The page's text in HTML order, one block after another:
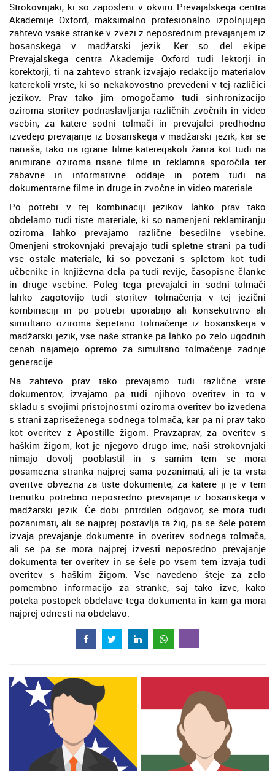
Strokovnjaki, ki so zaposleni v okviru Prevajalskega centra
Akademije Oxford, maksimalno profesionalno izpolnjujejo
zahtevo vsake stranke v zvezi z neposrednim prevajanjem iz
bosanskega v madžarski jezik. Ker so del ekipe
Prevajalskega centra Akademije Oxford tudi lektorji in
korektorji, ti na zahtevo strank izvajajo redakcijo materialov
katerekoli vrste, ki so nekakovostno prevedeni v tej različici
jezikov. Prav tako jim omogočamo tudi sinhronizacijo
oziroma storitev podnaslavljanja različnih zvočnih in video
vsebin, za katere sodni tolmači in prevajalci predhodno
izvedejo prevajanje iz bosanskega v madžarski jezik, kar se
nanaša, tako na igrane filme kateregakoli žanra kot tudi na
animirane oziroma risane filme in reklamna sporočila ter
zabavne in informativne oddaje in potem tudi na
dokumentarne filme in druge in zvočne in video materiale.
Po potrebi v tej kombinaciji jezikov lahko prav tako
obdelamo tudi tiste materiale, ki so namenjeni reklamiranju
oziroma lahko prevajamo različne besedilne vsebine.
Omenjeni strokovnjaki prevajajo tudi spletne strani pa tudi
vse ostale materiale, ki so povezani s spletom kot tudi
učbenike in književna dela pa tudi revije, časopisne članke
in druge vsebine. Poleg tega prevajalci in sodni tolmači
lahko zagotovijo tudi storitev tolmačenja v tej jezični
kombinaciji in po potrebi uporabijo ali konsekutivno ali
simultano oziroma šepetano tolmačenje iz bosanskega v
madžarski jezik, vse naše stranke pa lahko po zelo ugodnih
cenah najamejo opremo za simultano tolmačenje zadnje
generacije.
Na zahtevo prav tako prevajamo tudi različne vrste
dokumentov, izvajamo pa tudi njihovo overitev in to v
skladu s svojimi pristojnostmi oziroma overitev bo izvedena
s strani zapriseženega sodnega tolmača, kar pa ni prav tako
kot overitev z Apostille žigom. Pravzaprav, za overitev s
haškim žigom, kot je njegovo drugo ime, naši strokovnjaki
nimajo dovolj pooblastil in s samim tem se mora
posamezna stranka najprej sama pozanimati, ali je ta vrsta
overitve obvezna za tiste dokumente, za katere ji je v tem
trenutku potrebno neposredno prevajanje iz bosanskega v
madžarski jezik. Če dobi pritrdilen odgovor, se mora tudi
pozanimati, ali se najprej postavlja ta žig, pa se šele potem
izvaja prevajanje dokumente in overitev sodnega tolmača,
ali se pa se mora najprej izvesti neposredno prevajanje
dokumenta ter overitev in se šele po vsem tem izvaja tudi
overitev s haškim žigom. Vse navedeno šteje za zelo
pomembno informacijo za stranke, saj tako izve, kako
poteka postopek obdelave tega dokumenta in kam ga mora
najprej odnesti na obdelavo.